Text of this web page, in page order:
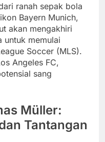
ranah sepak bola
Bayern Munich,
akan mengakhiri
untuk memulai
Soccer (MLS).
Angeles FC,
sang
Müller:
Tantangan